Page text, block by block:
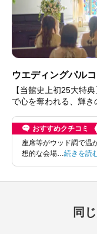
ウエディングパル
【当館史上初25大特
で心を奪われる、輝き
おすすめクチコミ
座席等がウッド調で温
想的な会場… 続きを読
同